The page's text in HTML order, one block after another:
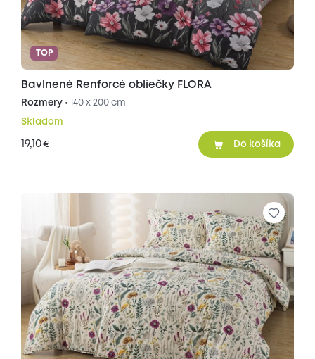
TOP
Bavlnené Renforcé obliečky FLORA
Rozmery • 140 x 200 cm
Skladom
19,10€ Do košíka